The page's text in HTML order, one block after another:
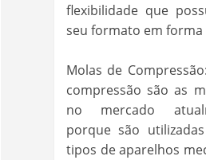
flexibilidade que
seu formato em
Molas de
compressão são as
no mercado
porque são
tipos de aparelhos